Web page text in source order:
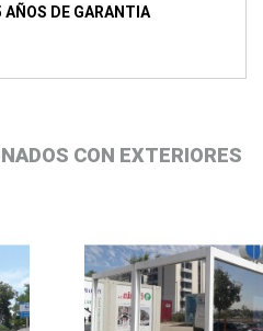
AÑOS DE GARANTIA
CON EXTERIORES